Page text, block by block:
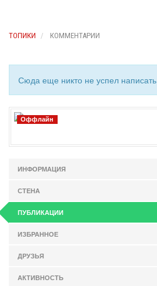
ТОПИКИ КОММЕНТАРИИ
Сюда еще никто не успел написать
Оффлайн
ИНФОРМАЦИЯ
СТЕНА
ПУБЛИКАЦИИ
ИЗБРАННОЕ
ДРУЗЬЯ
АКТИВНОСТЬ